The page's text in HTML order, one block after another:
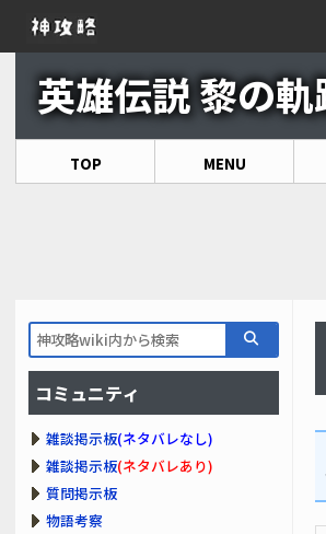
英雄伝説 黎の
TOP MENU
コミュニティ
雑談掲示板(ネタバレなし)
雑談掲示板(ネタバレあり)
質問掲示板
物語考察